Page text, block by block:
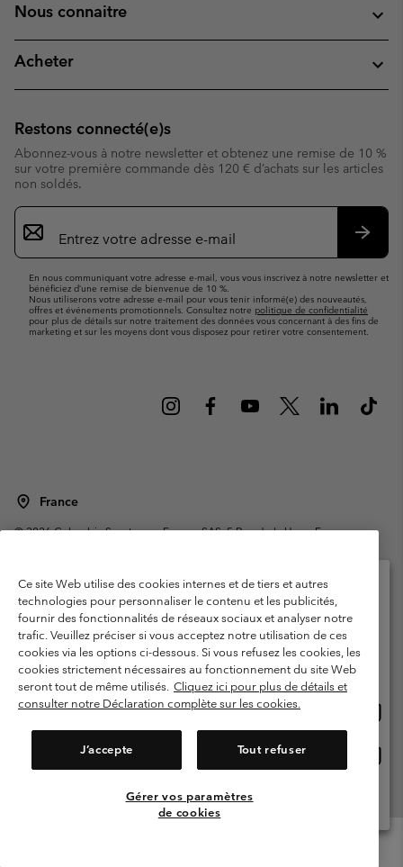
Nous connaitre
Acheter
Restons connecté(e)s
Abonnez-vous à notre newsletter et obtenez une remise de 10 %
sur votre première commande dès 120 € d’achats sur les articles
non soldés.
Inscription
par
e-
En nous communiquant votre adresse e-mail, vous vous inscrivez à notre newsletter et
bénéficiez d’une remise de bienvenue de 10 %.
Nous utiliserons votre adresse e-mail pour vous tenir informé(e) des nouveautés,
offres et événements promotionnels. Consultez notre politique de confidentialité
pour plus de détails sur notre traitement des données vous concernant à des fins de
marketing et sur les moyens dont vous disposez pour retirer votre consentement.
France
©2026Columbia Sportswear Europe SAS. 5 Rue de la Haye, Espace
Garanties Légales
Politique de confidentialité
Conditions d'utilisation - Membres
Conditions D'utilisation - Contenu généré par l'utilisateur
Impressum
Cookies
Public CBCR
Service client: Lun - Sam de 9h à 13h et de 14h à 18h
Ce site Web utilise des cookies internes et de tiers et autres
technologies pour personnaliser le contenu et les publicités,
fournir des fonctionnalités de réseaux sociaux et analyser notre
trafic. Veuillez préciser si vous acceptez notre utilisation de ces
cookies via les options ci-dessous. Si vous refusez les cookies, les
cookies strictement nécessaires au fonctionnement du site Web
seront tout de même utilisés. Cliquez ici pour plus de détails et
consulter notre Déclaration complète sur les cookies.
J’accepte Tout refuser
Gérer vos paramètres
de cookies
Veuillez sélectionner votre pays d’expédition et
votre langue
Achats en ligne disponibles
United States
ligne
France
Voir Tous Les Pays